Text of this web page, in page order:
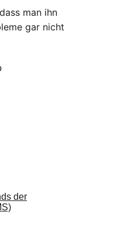
man ihn
gar nicht